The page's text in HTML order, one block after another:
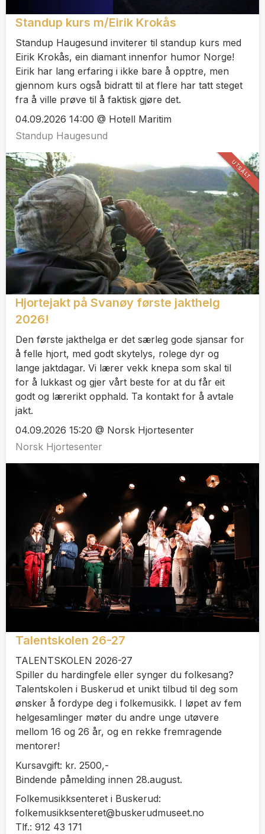
Standup kurs m/Eirik Krokås
Standup Haugesund inviterer til standup kurs med
Eirik Krokås, ein diamant innenfor humor Norge!
Eirik har lang erfaring i ikke bare å opptre, men
gjennom kurs også bidratt til at flere har tatt steget
fra å ville prøve til å faktisk gjøre det.
04.09.2026 14:00 @ Hotell Maritim
Standup Haugesund
Hjortejakt på Svanøy første jakthelg
2026!
Den første jakthelga er det særleg gode sjansar for
å felle hjort, med godt skytelys, rolege dyr og
lange jaktdagar. Vi lærer vekk knepa som skal til
for å lukkast og gjer vårt beste for at du får eit
godt og lærerikt opphald. Ta kontakt for å avtale
jakt.
04.09.2026 15:20 @ Norsk Hjortesenter
Norsk Hjortesenter
UTSÅLT
Talentskolen 26-27
TALENTSKOLEN 2026-27
Spiller du hardingfele eller synger du folkesang?
Talentskolen i Buskerud et unikt tilbud til deg som
ønsker å fordype deg i folkemusikk. I løpet av fem
helgesamlinger møter du andre unge utøvere
mellom 16 og 26 år, og en rekke fremragende
mentorer!
Kursavgift: kr. 2500,-
Bindende påmelding innen 28.august.
Folkemusikksenteret i Buskerud:
folkemusikksenteret@buskerudmuseet.no
Tlf.: 912 43 171